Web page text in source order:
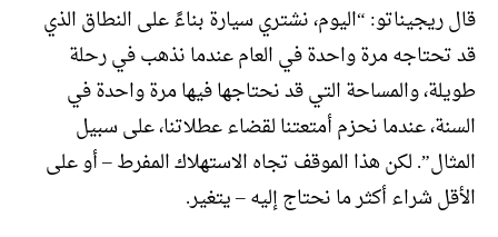
قال ريجيناتو: “اليوم، نشتري سيارة بناءً على النطاق الذي
قد تحتاجه مرة واحدة في العام عندما نذهب في رحلة
طويلة، والمساحة التي قد نحتاجها فيها مرة واحدة في
السنة، عندما نحزم أمتعتنا لقضاء عطلاتنا، على سبيل
المثال”. لكن هذا الموقف تجاه الاستهلاك المفرط – أو على
الأقل شراء أكثر ما نحتاج إليه – يتغير.